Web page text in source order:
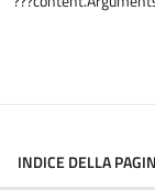
INDICE DELLA